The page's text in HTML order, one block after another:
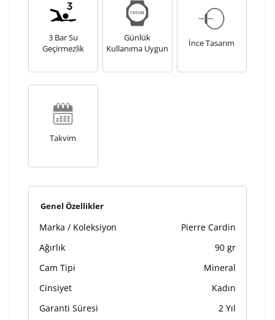
3 Bar Su
Geçirmezlik
Günlük
Kullanıma Uygun
İnce Tasarım
Takvim
Genel Özellikler
Marka / Koleksiyon
Pierre Cardin
Ağırlık
90 gr
Cam Tipi
Mineral
Cinsiyet
Kadın
Garanti Süresi
2 Yıl